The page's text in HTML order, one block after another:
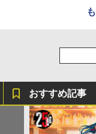
おすすめ記事